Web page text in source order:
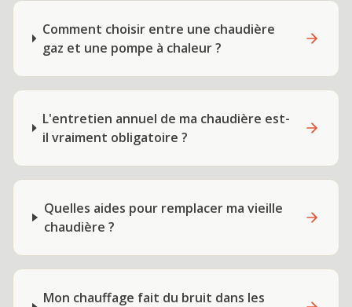
Comment choisir entre une chaudière
gaz et une pompe à chaleur ?
L'entretien annuel de ma chaudière est-
il vraiment obligatoire ?
Quelles aides pour remplacer ma vieille
chaudière ?
Mon chauffage fait du bruit dans les